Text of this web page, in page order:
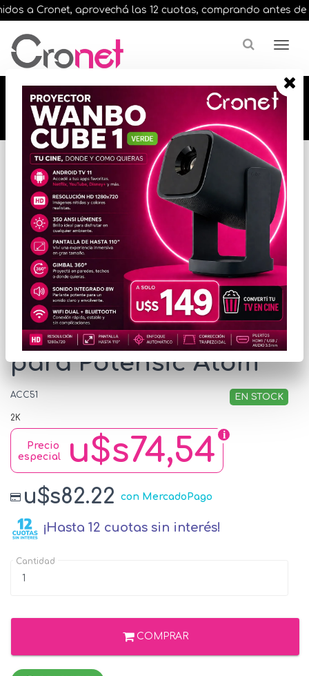
a Cronet, aprovechá las 12 cuotas, comprando antes de
🔥🔥🔥 12 cuotas, en todos nuestros artículos,
comprando antes de las 13 hrs. envíos en el
día 🔥🔥🔥
Inicio
VARIOS INFORMATICA
ACCESORIOS VARIOS
* Las imágenes se exhiben con fines ilustrativos.
Batería Inteligente
para Potensic Atom
ACC51 EN STOCK
2K
u$s74,54
Precio
especial
u$s82.22 con MercadoPago
¡Hasta 12 cuotas sin interés!
Cantidad
COMPRAR